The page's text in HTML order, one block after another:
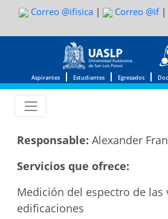
Correo @ifisica | Correo @if |
Aspirantes Estudiantes Egresados
Responsable: Alexander
Servicios que ofrece:
Medición del espectro de las
edificaciones